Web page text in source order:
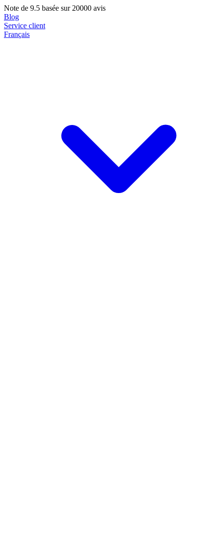
Note de 9.5 basée sur 20000 avis
Blog
Service client
Français